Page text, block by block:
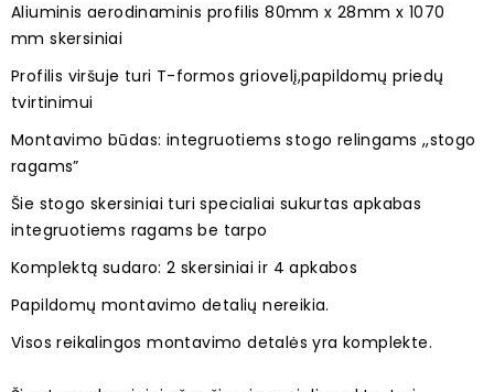
Aliuminis aerodinaminis profilis 80mm x 28mm x 1070
mm skersiniai
Profilis viršuje turi T-formos griovelį,papildomų priedų
tvirtinimui
Montavimo būdas: integruotiems stogo relingams ,,stogo
ragams”
Šie stogo skersiniai turi specialiai sukurtas apkabas
integruotiems ragams be tarpo
Komplektą sudaro: 2 skersiniai ir 4 apkabos
Papildomų montavimo detalių nereikia.
Visos reikalingos montavimo detalės yra komplekte.